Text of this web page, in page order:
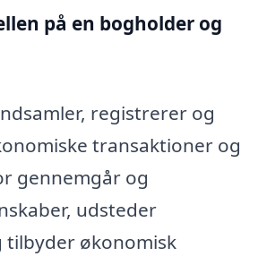
på en bogholder og
registrerer og
transaktioner og
gennemgår og
udsteder
økonomisk